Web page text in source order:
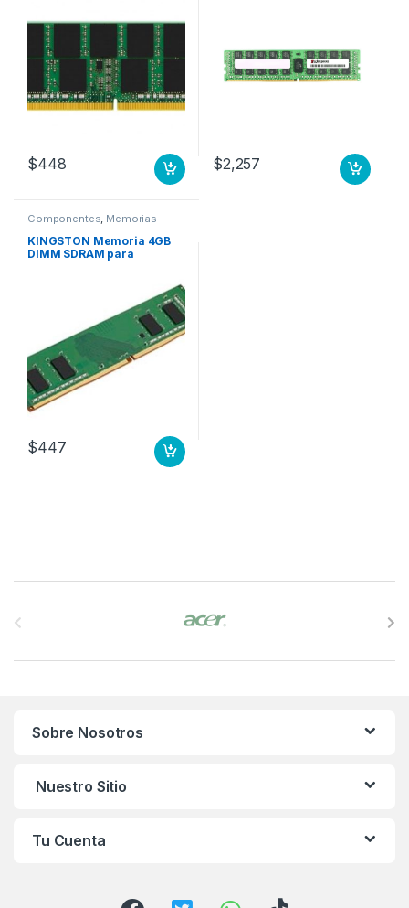
260 pin 2666MHZ NON ECC
$448 $2,257
Componentes Memorias
KINGSTON Memoria 4GB
DIMM SDRAM para
$447
Sobre Nosotros
Nuestro Sitio
Tu Cuenta